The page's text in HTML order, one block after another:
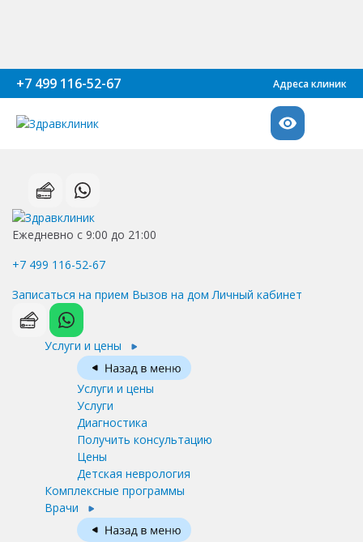
+7 499 116-52-67 Адреса клиник
Ежедневно с 9:00 до 21:00
+7 499 116-52-67
Записаться на прием Вызов на дом Личный кабинет
Услуги и цены
Услуги и цены
Услуги
Диагностика
Получить консультацию
Цены
Детская неврология
Комплексные программы
Врачи